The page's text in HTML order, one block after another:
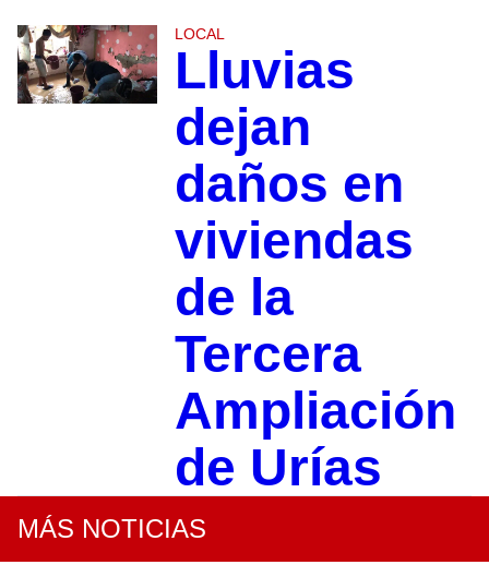
LOCAL
Lluvias
dejan
daños en
viviendas
de la
Tercera
Ampliación
de Urías
MÁS NOTICIAS